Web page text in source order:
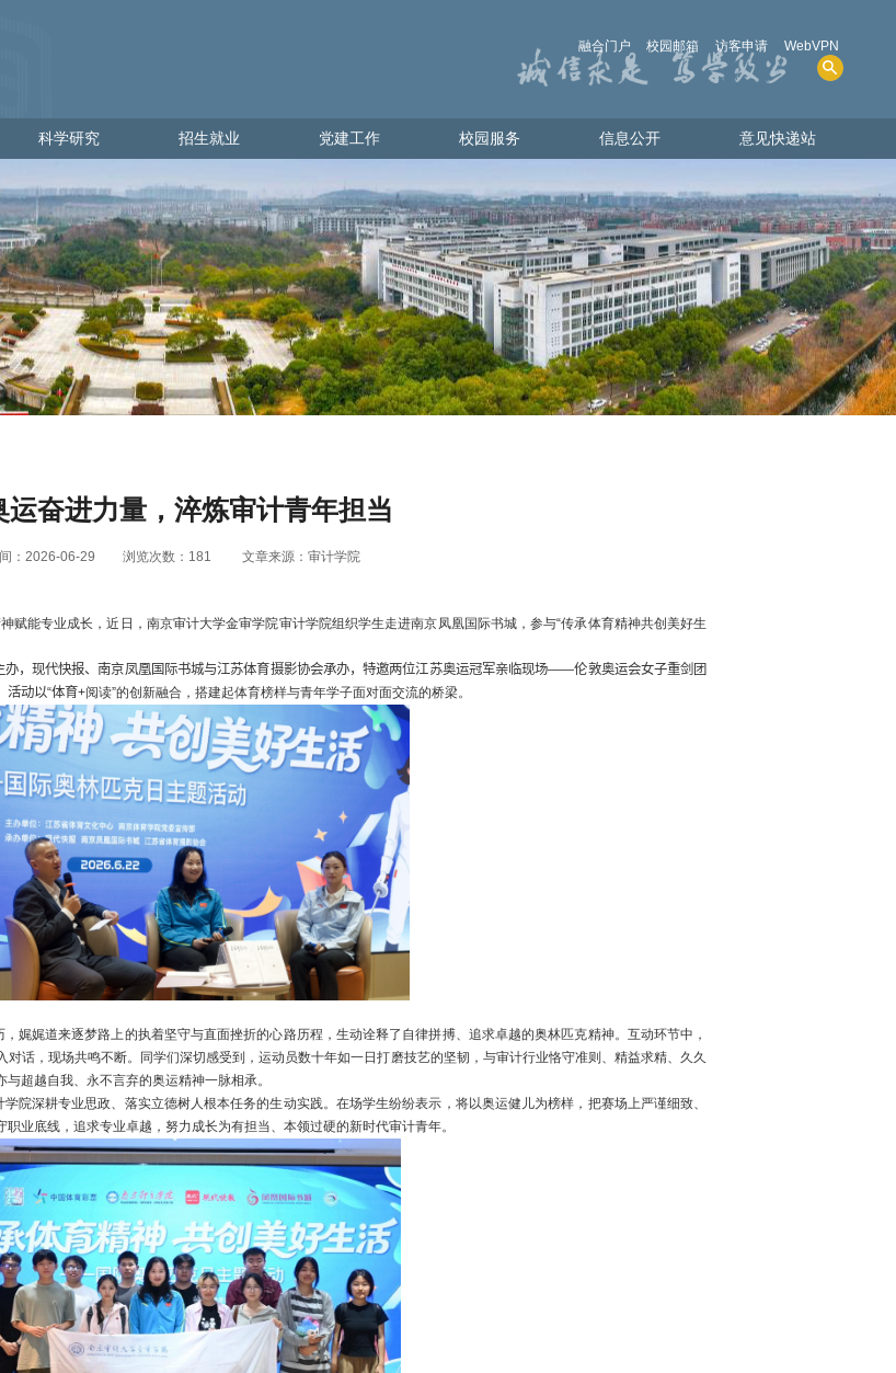
融合门户 校园邮箱 访客申请 WebVPN
科学研究
科研管理
科研动态
招生就业
出彩金审人
招生网
就业网
党建工作
党建通知
党员发展
党员教育
党员管理
党校工作
党日活动
政策文件
下载专区
校园服务
人才招聘
图书资源
电话查询
共享物资
信息公开
学院概况
招生考试
财务、资产及收费
人事师资
教学质量
学生管理服务
学位、学科
实验室安全
意见快递站
科学研究 招生就业 党建工作 校园服务 信息公开 意见快递站
运奋进力量，淬炼审计青年担当
：2026-06-29 浏览次数： 181 文章来源：审计学院
赋能专业成长，近日，南京审计大学金审学院审计学院组织学生走进南京凤凰国际书城，参与“传承体育精神共创美好生
，现代快报、南京凤凰国际书城与江苏体育摄影协会承办，特邀两位江苏奥运冠军亲临现场——伦敦奥运会女子重剑团
活动以“体育+阅读”的创新融合，搭建起体育榜样与青年学子面对面交流的桥梁。
娓娓道来逐梦路上的执着坚守与直面挫折的心路历程，生动诠释了自律拼搏、追求卓越的奥林匹克精神。互动环节中，
话，现场共鸣不断。同学们深切感受到，运动员数十年如一日打磨技艺的坚韧，与审计行业恪守准则、精益求精、久久
超越自我、永不言弃的奥运精神一脉相承。
院深耕专业思政、落实立德树人根本任务的生动实践。在场学生纷纷表示，将以奥运健儿为榜样，把赛场上严谨细致、
业底线，追求专业卓越，努力成长为有担当、本领过硬的新时代审计青年。